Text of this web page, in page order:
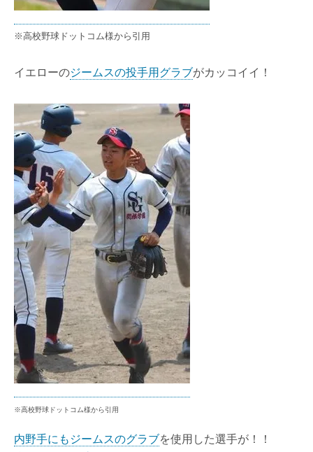
※高校野球ドットコム様から引用
イエローのジームスの投手用グラブがカッコイイ！
※高校野球ドットコム様から引用
内野手にもジームスのグラブを使用した選手が！！